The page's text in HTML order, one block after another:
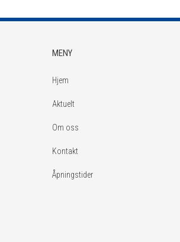
MENY
Hjem
Aktuelt
Om oss
Kontakt
Åpningstider